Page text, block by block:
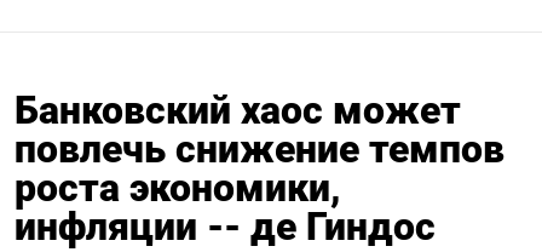
Банковский хаос может
повлечь снижение темпов
роста экономики,
инфляции -- де Гиндос